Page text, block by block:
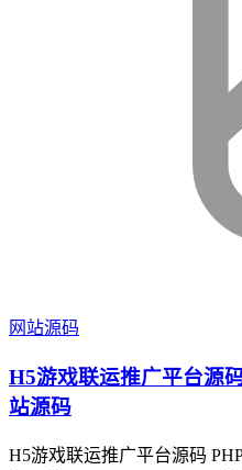
网站源码
H5游戏联运推广平台源
站源码
H5游戏联运推广平台源码